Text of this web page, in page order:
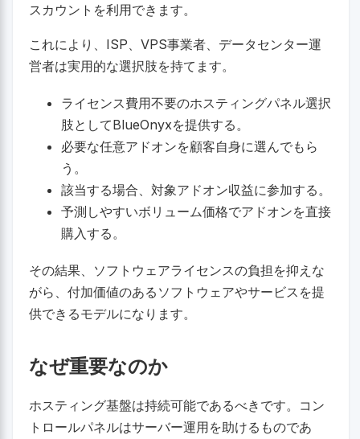
スカウントを利用できます。
これにより、ISP、VPS事業者、データセンター運
営者は実用的な選択肢を持てます。
ライセンス費用不要のホスティングパネル選択
肢としてBlueOnyxを提供する。
必要な任意アドオンを顧客自身に選んでもら
う。
該当する場合、対象アドオン収益に参加する。
予測しやすいボリューム価格でアドオンを直接
購入する。
その結果、ソフトウェアライセンスの負担を抑えな
がら、付加価値のあるソフトウェアやサービスを提
供できるモデルになります。
なぜ重要なのか
ホスティング基盤は持続可能であるべきです。コン
トロールパネルはサーバー運用を助けるものであ